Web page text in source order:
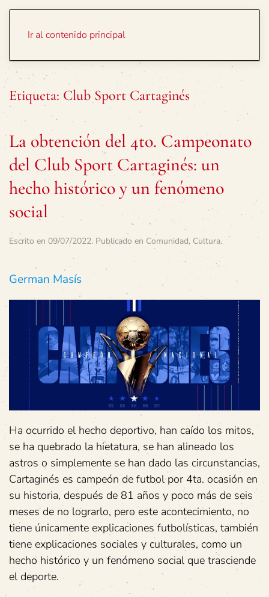
Ir al contenido principal
Etiqueta: Club Sport Cartaginés
La obtención del 4to. Campeonato
del Club Sport Cartaginés: un
hecho histórico y un fenómeno
social
Escrito en 09/07/2022. Publicado en Comunidad, Cultura.
German Masís
Ha ocurrido el hecho deportivo, han caído los mitos,
se ha quebrado la hietatura, se han alineado los
astros o simplemente se han dado las circunstancias,
Cartaginés es campeón de futbol por 4ta. ocasión en
su historia, después de 81 años y poco más de seis
meses de no lograrlo, pero este acontecimiento, no
tiene únicamente explicaciones futbolísticas, también
tiene explicaciones sociales y culturales, como un
hecho histórico y un fenómeno social que trasciende
el deporte.